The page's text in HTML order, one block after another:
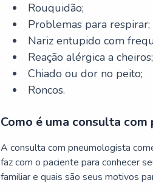
Rouquidão;
Problemas para respirar;
Nariz entupido com
Reação alérgica a cheiros;
Chiado ou dor no peito;
Roncos.
Como é uma consulta
A consulta com pneumologista
faz com o paciente para conhecer
familiar e quais são seus motivos